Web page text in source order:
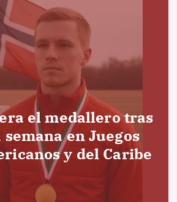
el medallero tras
en Juegos
y del Caribe